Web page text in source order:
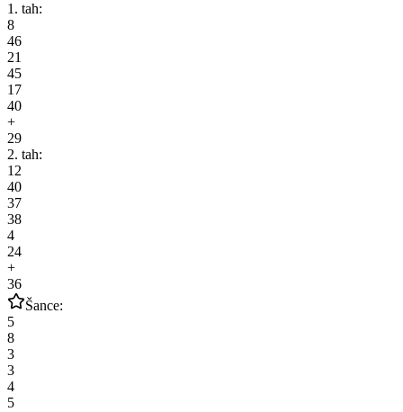
1. tah:
8
46
21
45
17
40
+
29
2. tah:
12
40
37
38
4
24
+
36
Šance:
5
8
3
3
4
5